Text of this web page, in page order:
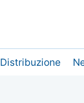
Distribuzione